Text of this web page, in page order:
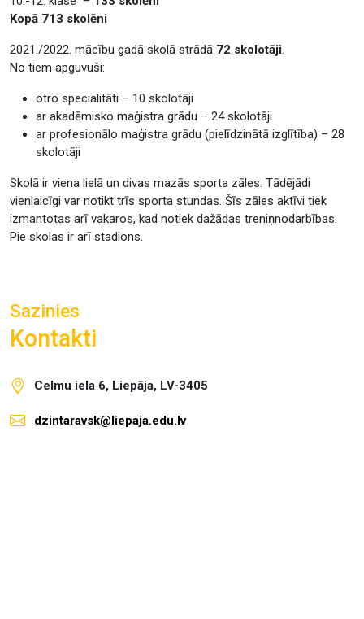
Kopā 713 skolēni
2021./2022. mācību gadā skolā strādā 72 skolotāji.
No tiem apguvuši:
otro specialitāti – 10 skolotāji
ar akadēmisko maģistra grādu – 24 skolotāji
ar profesionālo maģistra grādu (pielīdzinātā izglītība) – 28
skolotāji
Skolā ir viena lielā un divas mazās sporta zāles. Tādējādi
vienlaicīgi var notikt trīs sporta stundas. Šīs zāles aktīvi tiek
izmantotas arī vakaros, kad notiek dažādas treniņnodarbības.
Pie skolas ir arī stadions.
Sazinies
Kontakti
Celmu iela 6, Liepāja, LV-3405
dzintaravsk@liepaja.edu.lv